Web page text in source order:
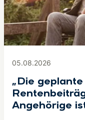
05.08.2026
„Die
Angehörige